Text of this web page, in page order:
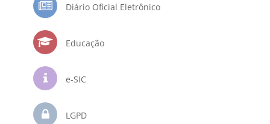
Diário Oficial Eletrônico
Educação
e-SIC
LGPD